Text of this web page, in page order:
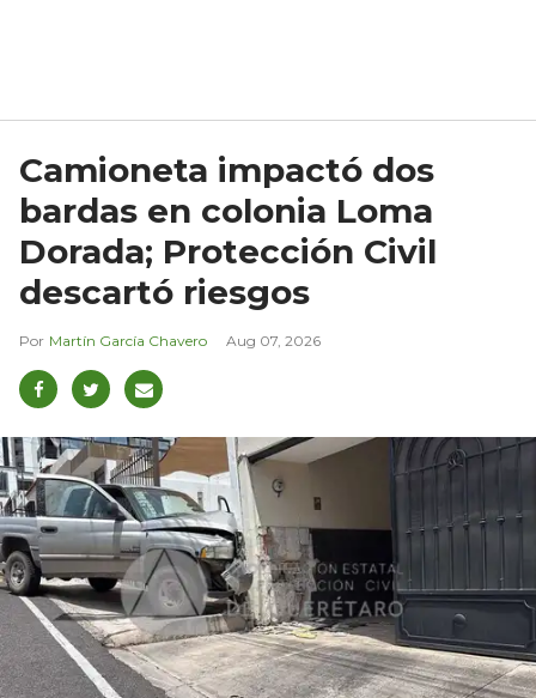
Camioneta impactó dos
bardas en colonia Loma
Dorada; Protección Civil
descartó riesgos
Martín García Chavero Aug 07, 2026